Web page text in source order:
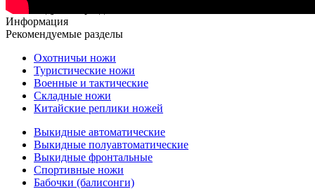
Рекомендуемые разделы
Информация
Рекомендуемые разделы
Охотничьи ножи
Туристические ножи
Военные и тактические
Складные ножи
Китайские реплики ножей
Выкидные автоматические
Выкидные полуавтоматические
Выкидные фронтальные
Спортивные ножи
Бабочки (балисонги)